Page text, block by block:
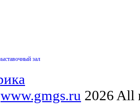
www.gmgs.ru 2026 All